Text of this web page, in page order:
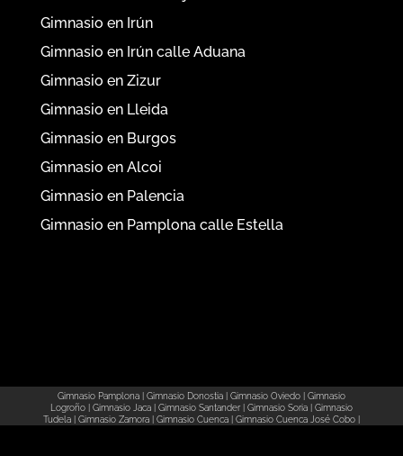
Gimnasio en Cuenca José Cobo
Gimnasio en Guadalajara
Gimnasio en Irún
Gimnasio en Irún calle Aduana
Gimnasio en Zizur
Gimnasio en Lleida
Gimnasio en Burgos
Gimnasio en Alcoi